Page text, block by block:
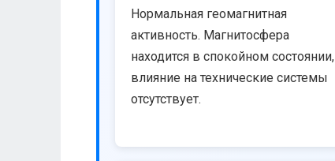
Нормальная геомагнитная
активность. Магнитосфера
находится в спокойном состоянии,
влияние на технические системы
отсутствует.